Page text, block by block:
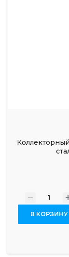
- +
В КОРЗИНУ